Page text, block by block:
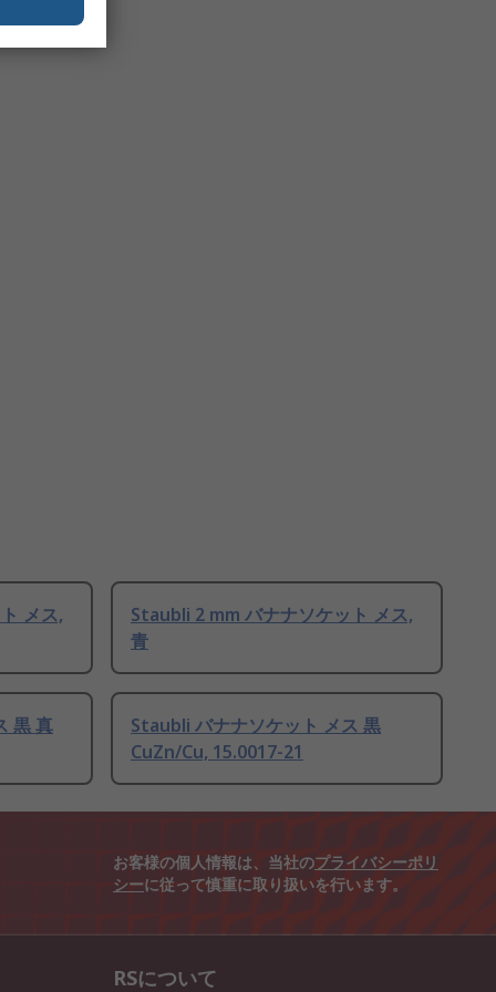
メス,
Staubli 2 mm バナナソケット メス,
青
黒 真
Staubli バナナソケット メス 黒
CuZn/Cu, 15.0017-21
お客様の個人情報は、当社のプライバシーポリ
シーに従って慎重に取り扱いを行います。
RSについて